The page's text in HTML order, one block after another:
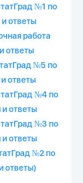
№1 по
ответы
работа
ответы
№5 по
ответы
№4 по
ответы
№3 по
ответы
№2 по
ответы)